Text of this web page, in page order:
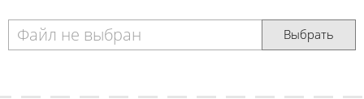
Файл не выбран Выбрать